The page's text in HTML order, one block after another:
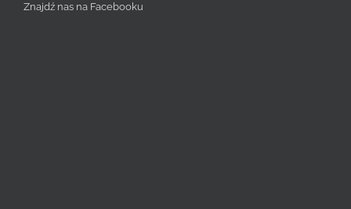
Znajdź nas na Facebooku